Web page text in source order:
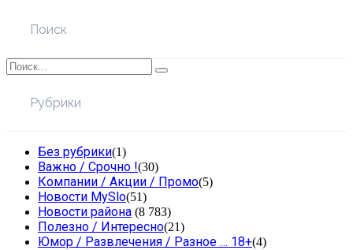
Поиск
Рубрики
Без рубрики(1)
Важно / Срочно !(30)
Компании / Акции / Промо(5)
Новости MySlo(51)
Новости района (8 783)
Полезно / Интересно(21)
Юмор / Развлечения / Разное … 18+(4)